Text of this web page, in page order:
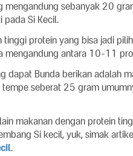
mengandung sebanyak 20
Si Kecil.
tinggi protein yang bisa jadi
mengandung antara 10-11
dapat Bunda berikan adalah
seberat 25 gram
makanan dengan protein
Si kecil, yuk, simak
.